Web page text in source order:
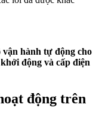
hành tự động cho
động và cấp điện
động trên